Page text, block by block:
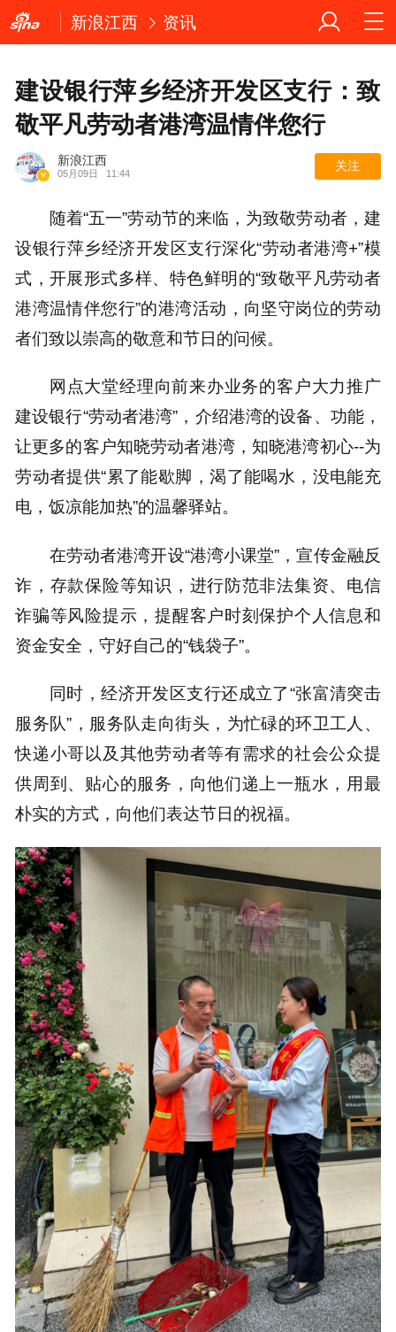
新浪江西 资讯
建设银行萍乡经济开发区支行：致
敬平凡劳动者港湾温情伴您行
新浪江西
05月09日 11:44
关注
随着“五一”劳动节的来临，为致敬劳动者，建
设银行萍乡经济开发区支行深化“劳动者港湾+”模
式，开展形式多样、特色鲜明的“致敬平凡劳动者
港湾温情伴您行”的港湾活动，向坚守岗位的劳动
者们致以崇高的敬意和节日的问候。
网点大堂经理向前来办业务的客户大力推广
建设银行“劳动者港湾”，介绍港湾的设备、功能，
让更多的客户知晓劳动者港湾，知晓港湾初心--为
劳动者提供“累了能歇脚，渴了能喝水，没电能充
电，饭凉能加热”的温馨驿站。
在劳动者港湾开设“港湾小课堂”，宣传金融反
诈，存款保险等知识，进行防范非法集资、电信
诈骗等风险提示，提醒客户时刻保护个人信息和
资金安全，守好自己的“钱袋子”。
同时，经济开发区支行还成立了“张富清突击
服务队”，服务队走向街头，为忙碌的环卫工人、
快递小哥以及其他劳动者等有需求的社会公众提
供周到、贴心的服务，向他们递上一瓶水，用最
朴实的方式，向他们表达节日的祝福。